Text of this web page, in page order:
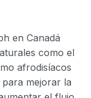
en Canadá
como el
afrodisíacos
mejorar la